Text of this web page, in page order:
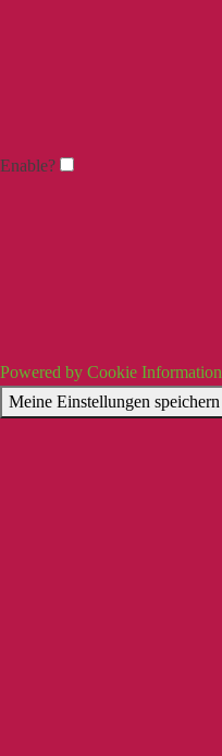
Enable?
Powered by Cookie Information
Meine Einstellungen speichern